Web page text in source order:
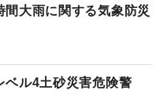
大雨に関する気象防災
ベル4土砂災害危険警